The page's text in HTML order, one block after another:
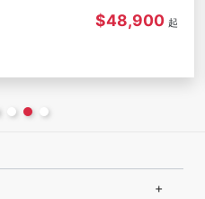
$48,900 起